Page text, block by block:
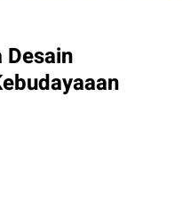
Desain